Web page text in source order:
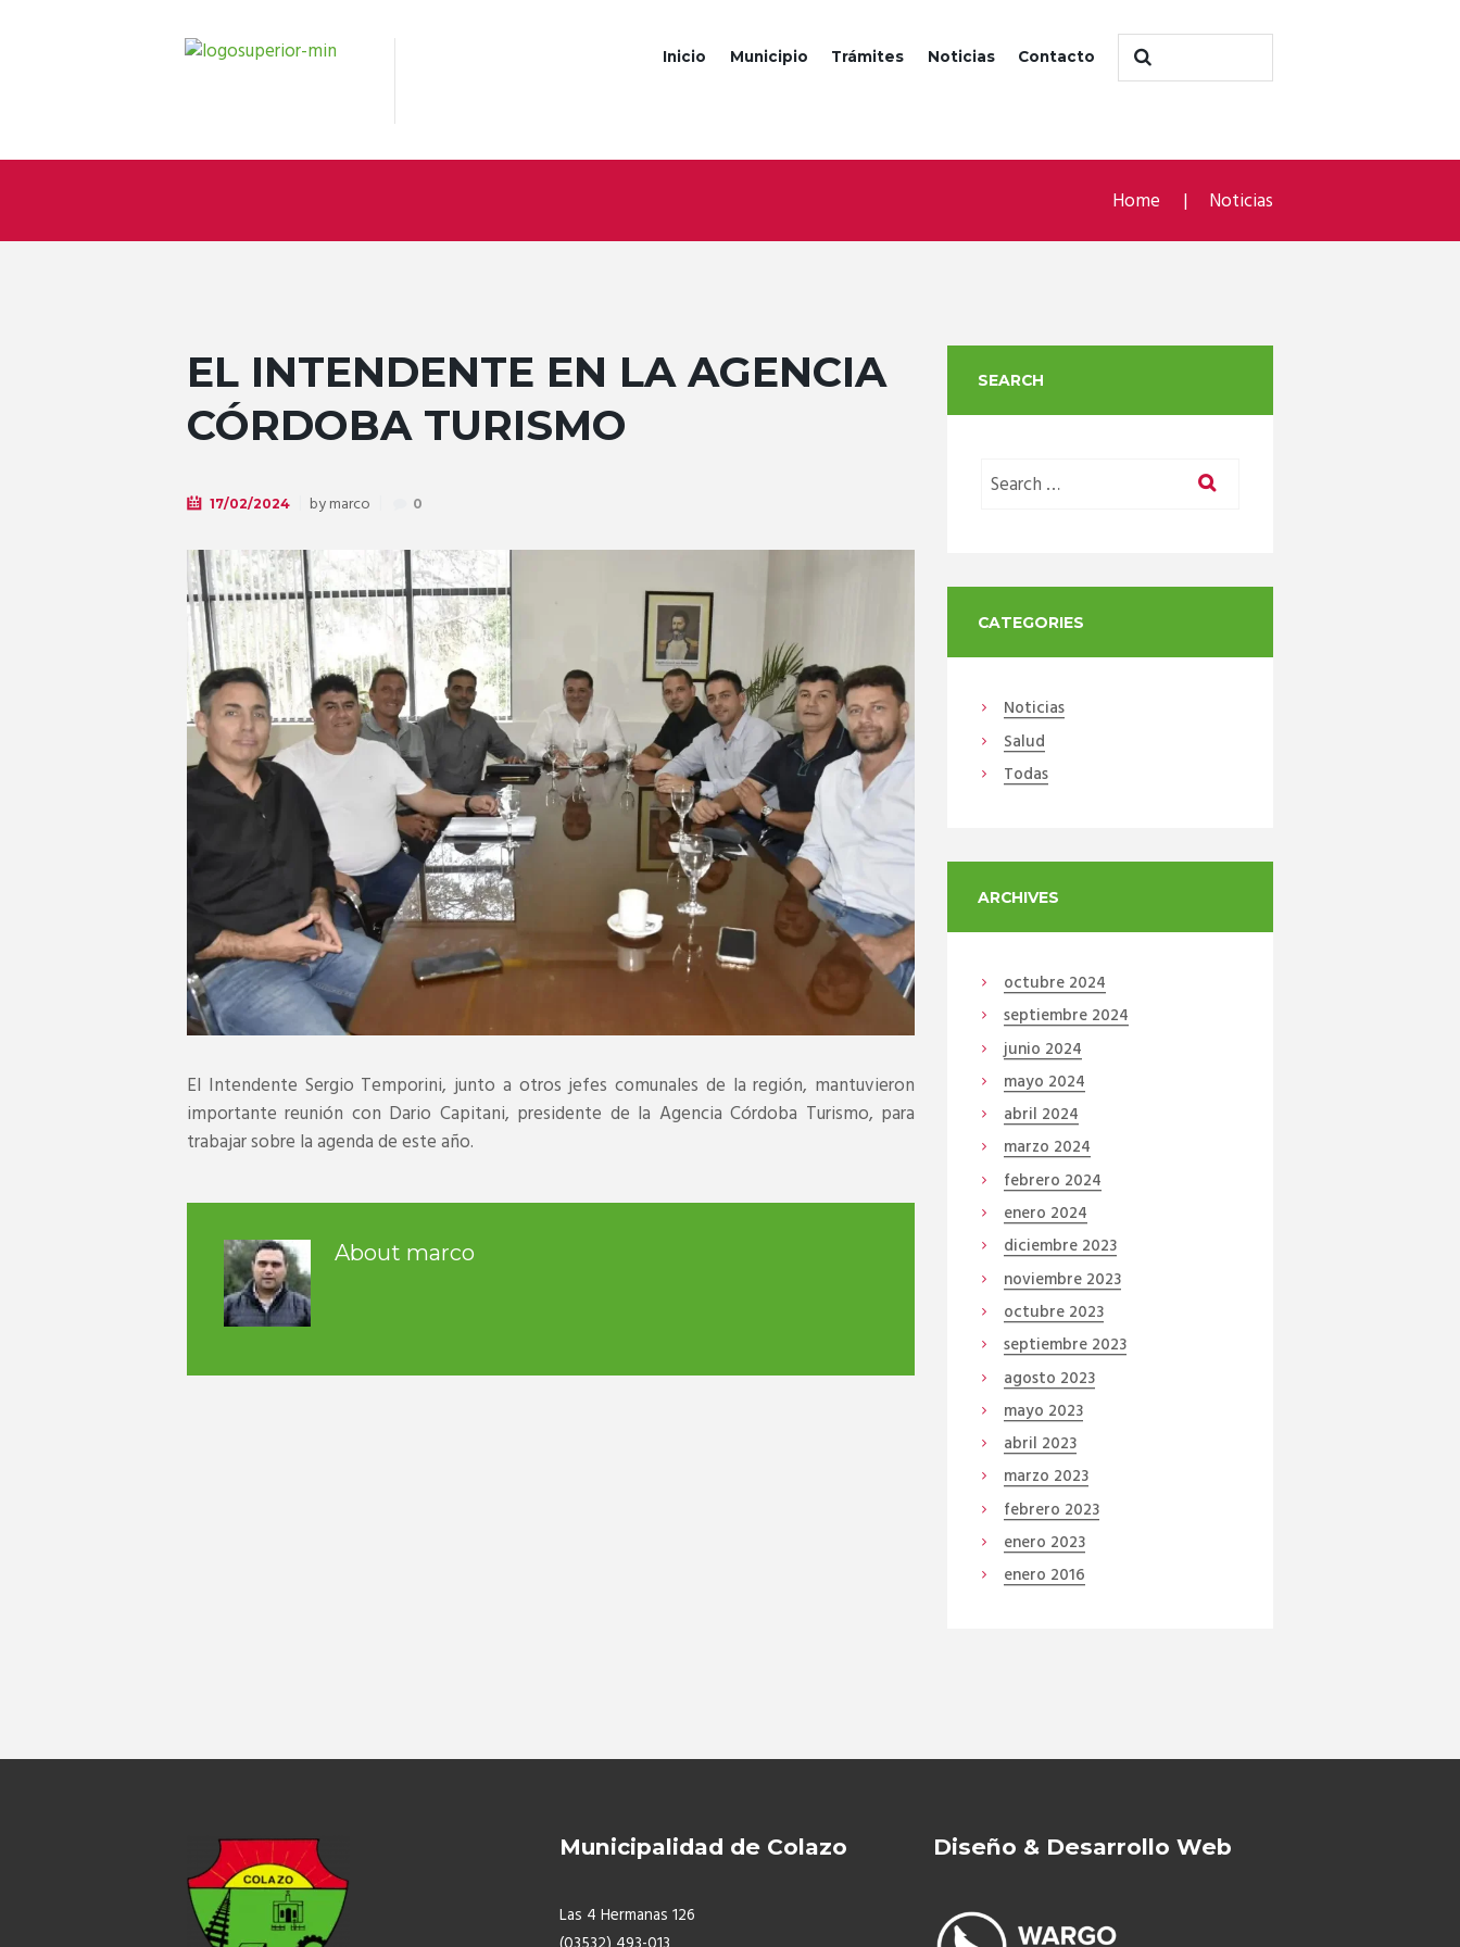
Inicio Municipio Trámites Noticias Contacto
Home Noticias
EL INTENDENTE EN LA AGENCIA
CÓRDOBA TURISMO
17/02/2024 bymarco 0
El Intendente Sergio Temporini, junto a otros jefes comunales de la región, mantuvieron
importante reunión con Dario Capitani, presidente de la Agencia Córdoba Turismo, para
trabajar sobre la agenda de este año.
About marco
SEARCH
CATEGORIES
Noticias
Salud
Todas
ARCHIVES
octubre 2024
septiembre 2024
junio 2024
mayo 2024
abril 2024
marzo 2024
febrero 2024
enero 2024
diciembre 2023
noviembre 2023
octubre 2023
septiembre 2023
agosto 2023
mayo 2023
abril 2023
marzo 2023
febrero 2023
enero 2023
enero 2016
Municipalidad de Colazo
Las 4 Hermanas 126
Diseño & Desarrollo Web